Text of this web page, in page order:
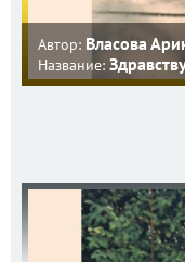
Автор: Власова
Название: